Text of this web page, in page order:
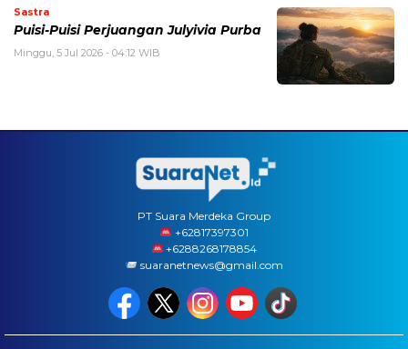
Sastra
Puisi-Puisi Perjuangan Julyivia Purba
Minggu, 5 Jul 2026 - 04:12 WIB
PT Suara Merdeka Group
‪+62817397301
+6288268178854
suaranetnews@gmail.com